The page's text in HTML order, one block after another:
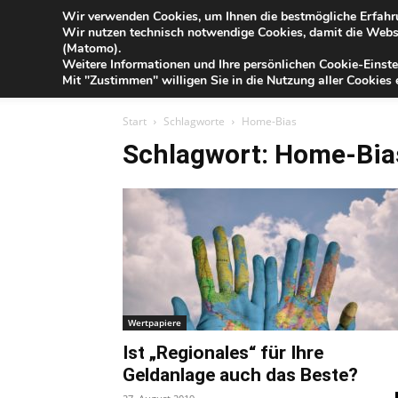
Blog
der
Sparkasse
IHR
Start Schlagworte Home-Bias
Schlagwort: Home-
Wertpapiere
Ist „Regionales“ für Ihre
Geldanlage auch das Beste?
Wir verwenden Cookies, um Ihnen die bestmögliche
Wir nutzen technisch notwendige Cookies, damit die
(Matomo).
Weitere Informationen und Ihre persönlichen Cookie-
Mit "Zustimmen" willigen Sie in die Nutzung aller Cookies